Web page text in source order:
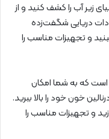
زیر آب را کشف کنید و از
دریایی شگفت‌زده
و تجهیزات مناسب را
که به شما امکان
خون خود را بالا ببرید.
و تجهیزات مناسب را